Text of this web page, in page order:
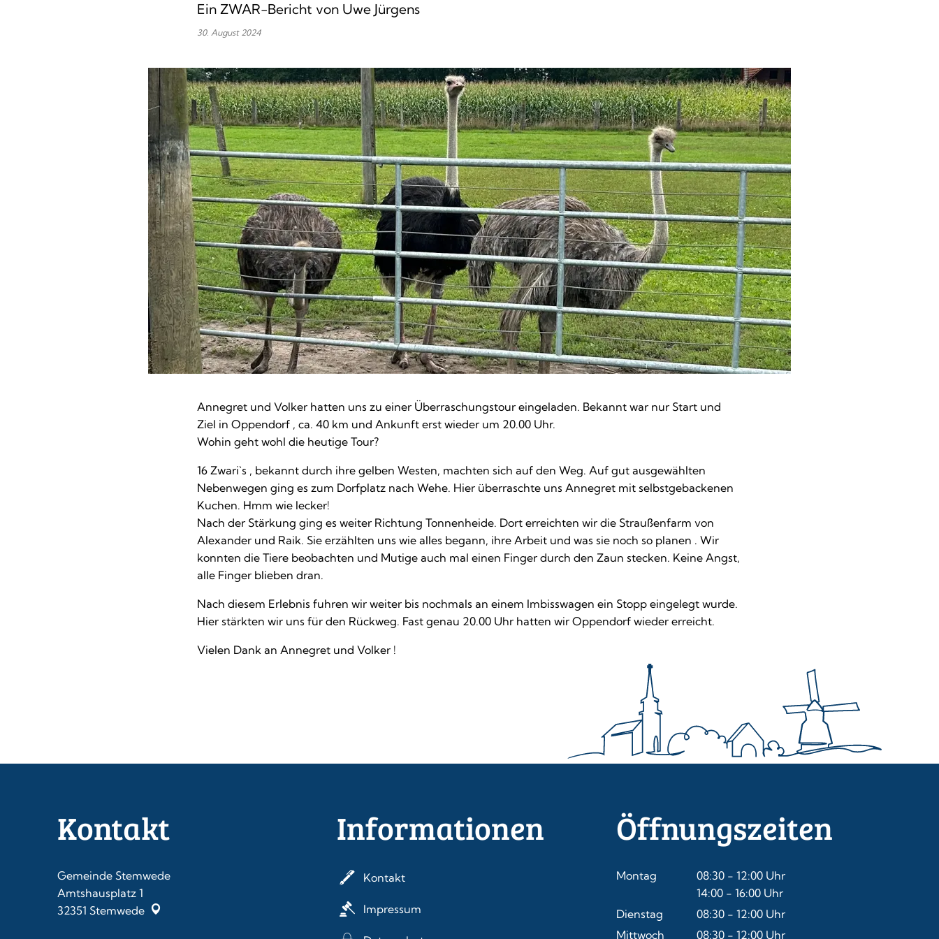
Ein ZWAR-Bericht von Uwe Jürgens
30. August 2024
Annegret und Volker hatten uns zu einer Überraschungstour eingeladen. Bekannt war nur Start und
Ziel in Oppendorf , ca. 40 km und Ankunft erst wieder um 20.00 Uhr.
Wohin geht wohl die heutige Tour?
16 Zwari`s , bekannt durch ihre gelben Westen, machten sich auf den Weg. Auf gut ausgewählten
Nebenwegen ging es zum Dorfplatz nach Wehe. Hier überraschte uns Annegret mit selbstgebackenen
Kuchen. Hmm wie lecker!
Nach der Stärkung ging es weiter Richtung Tonnenheide. Dort erreichten wir die Straußenfarm von
Alexander und Raik. Sie erzählten uns wie alles begann, ihre Arbeit und was sie noch so planen . Wir
konnten die Tiere beobachten und Mutige auch mal einen Finger durch den Zaun stecken. Keine Angst,
alle Finger blieben dran.
Nach diesem Erlebnis fuhren wir weiter bis nochmals an einem Imbisswagen ein Stopp eingelegt wurde.
Hier stärkten wir uns für den Rückweg. Fast genau 20.00 Uhr hatten wir Oppendorf wieder erreicht.
Vielen Dank an Annegret und Volker !
Kontakt
Gemeinde Stemwede
Amtshausplatz 1
32351 Stemwede
Informationen
Kontakt
Impressum
Öffnungszeiten
Montag 08:30 - 12:00 Uhr
Von 08:30 bis 12:00 Uhr
14:00 - 16:00 Uhr
Von 14:00 bis 16:00 Uhr
Dienstag 08:30 - 12:00 Uhr
Von 08:30 bis 12:00 Uhr
Mittwoch 08:30 - 12:00 Uhr